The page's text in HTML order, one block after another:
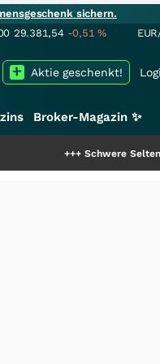
sichern.
29.381,54 -0,51%
Aktie geschenkt!
Broker-Magazin ✨
Schwere Seltene